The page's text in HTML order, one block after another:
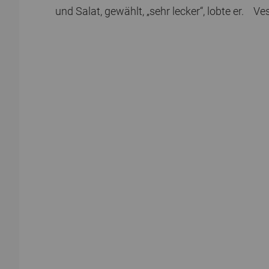
und Salat, gewählt, „sehr lecker“, lobte er.